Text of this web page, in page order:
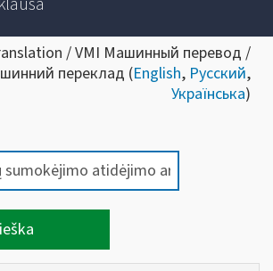
/ VMI Машинный перевод /
переклад (English, Русский,
Українська)